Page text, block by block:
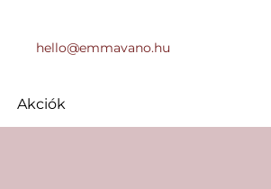
hello@emmavano.hu
Akciók